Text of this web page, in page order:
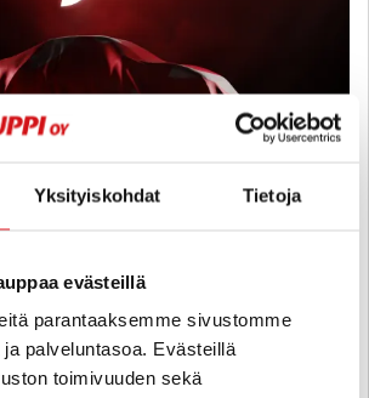
Yksityiskohdat Tietoja
evästeillä
parantaaksemme sivustomme
palveluntasoa. Evästeillä
toimivuuden sekä
- 6 kk korotonta ja kulutonta maksuaikaa! -
katsastushistoria, Kolmannelta omistajalta,
vuotta, Vähän ajettu, Taloudellinen, Lohko +